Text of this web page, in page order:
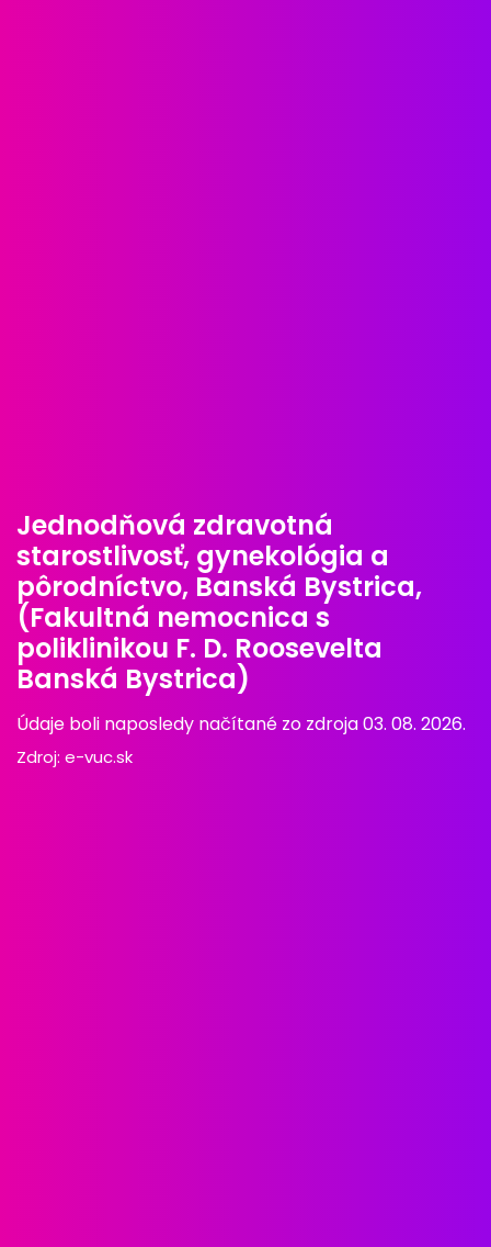
Jednodňová zdravotná
starostlivosť, gynekológia a
pôrodníctvo, Banská Bystrica,
(Fakultná nemocnica s
poliklinikou F. D. Roosevelta
Banská Bystrica)
Údaje boli naposledy načítané zo zdroja 03. 08. 2026.
Zdroj: e-vuc.sk